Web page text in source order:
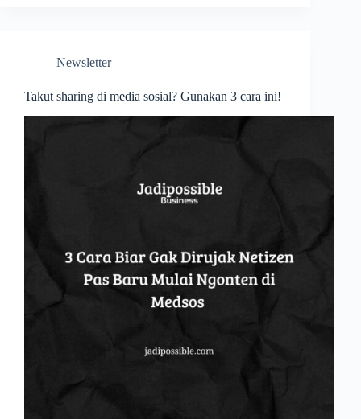
Newsletter
Takut sharing di media sosial? Gunakan 3 cara ini!